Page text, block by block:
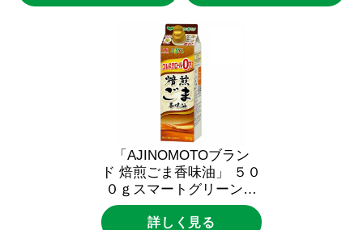
「AJINOMOTOブラン
ド焙煎ごま香味油」
５０
０ｇスマートグリーンパ
ック
詳しく見る